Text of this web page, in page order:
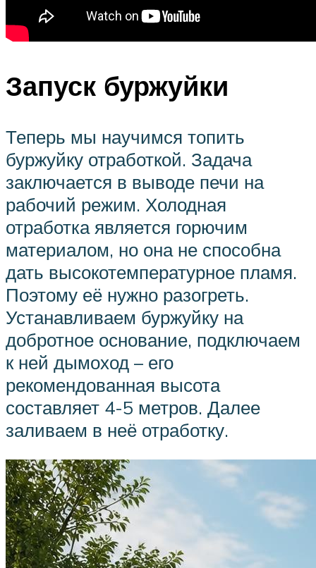
Запуск буржуйки
Теперь мы научимся топить
буржуйку отработкой. Задача
заключается в выводе печи на
рабочий режим. Холодная
отработка является горючим
материалом, но она не способна
дать высокотемпературное пламя.
Поэтому её нужно разогреть.
Устанавливаем буржуйку на
добротное основание, подключаем
к ней дымоход – его
рекомендованная высота
составляет 4-5 метров. Далее
заливаем в неё отработку.